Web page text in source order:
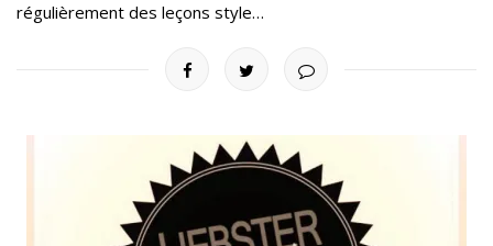
régulièrement des leçons style…